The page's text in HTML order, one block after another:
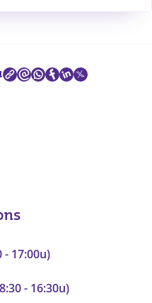
17:00u)
- 16:30u)